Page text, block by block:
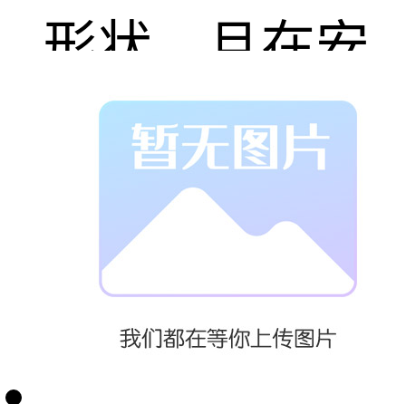
形状，且在安
全格栅上部水
线以上位置应
设置安全警示
标识。